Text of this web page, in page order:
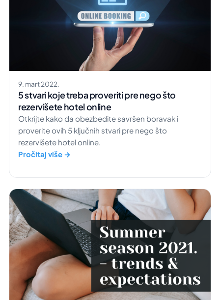
9. mart 2022.
5 stvari koje treba proveriti pre nego što
rezervišete hotel online
Otkrijte kako da obezbedite savršen boravak i
proverite ovih 5 ključnih stvari pre nego što
rezervišete hotel online.
Pročitaj više →